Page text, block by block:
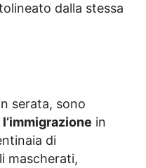
dalla stessa
serata, sono
in
di
mascherati,